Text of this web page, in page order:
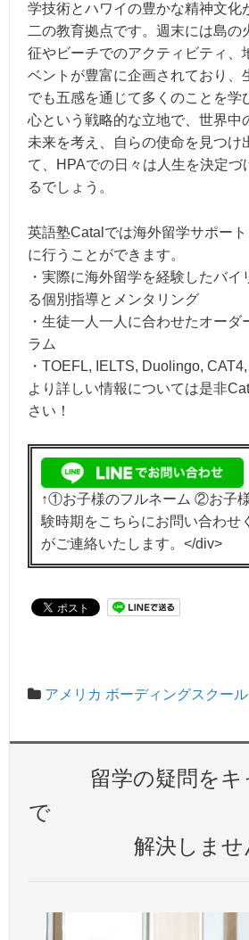
学技術とハワイの豊かな精神文化
二の教育拠点です。週末には島の
征やビーチでのアクティビティ、
ベントが豊富に企画されており、
でも五感を通じて多くのことを学
心という戦略的な立地で、世界中
未来を考え、自らの使命を見つけ
て、HPAでの日々は人生を決定づ
るでしょう。
英語塾Catalでは海外留学サポー
に行うことができます。
・実際に海外留学を経験したバイ
る個別指導とメンタリング
・生徒一人一人に合わせたオーダ
ラム
・TOEFL, IELTS, Duolingo,
より詳しい情報については是非
さい！
↑①お子様のフルネーム ②お子
験時期をこちらにお問い合わせ
がご連絡いたします。</div>
アメリカ ボーディングスクール
留学の疑問を
解決しませ